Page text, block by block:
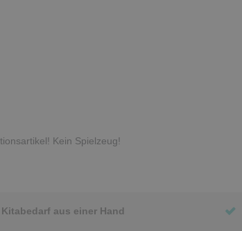
Kein Spielzeug!
Kitabedarf aus einer Hand